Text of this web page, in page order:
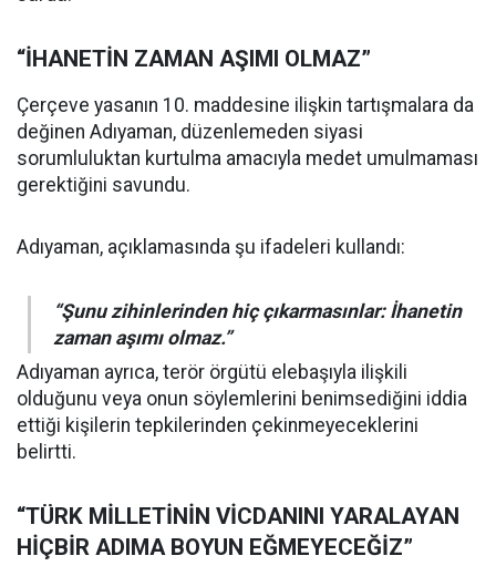
“İHANETİN ZAMAN AŞIMI OLMAZ”
Çerçeve yasanın 10. maddesine ilişkin tartışmalara da
değinen Adıyaman, düzenlemeden siyasi
sorumluluktan kurtulma amacıyla medet umulmaması
gerektiğini savundu.
Adıyaman, açıklamasında şu ifadeleri kullandı:
“Şunu zihinlerinden hiç çıkarmasınlar: İhanetin
zaman aşımı olmaz.”
Adıyaman ayrıca, terör örgütü elebaşıyla ilişkili
olduğunu veya onun söylemlerini benimsediğini iddia
ettiği kişilerin tepkilerinden çekinmeyeceklerini
belirtti.
“TÜRK MİLLETİNİN VİCDANINI YARALAYAN
HİÇBİR ADIMA BOYUN EĞMEYECEĞİZ”